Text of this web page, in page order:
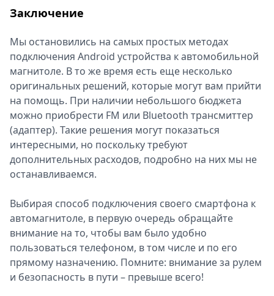
Заключение
Мы остановились на самых простых методах
подключения Android устройства к автомобильной
магнитоле. В то же время есть еще несколько
оригинальных решений, которые могут вам прийти
на помощь. При наличии небольшого бюджета
можно приобрести FM или Bluetooth трансмиттер
(адаптер). Такие решения могут показаться
интересными, но поскольку требуют
дополнительных расходов, подробно на них мы не
останавливаемся.
Выбирая способ подключения своего смартфона к
автомагнитоле, в первую очередь обращайте
внимание на то, чтобы вам было удобно
пользоваться телефоном, в том числе и по его
прямому назначению. Помните: внимание за рулем
и безопасность в пути – превыше всего!